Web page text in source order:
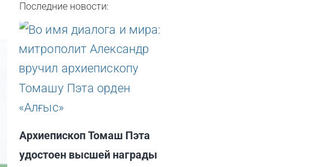
Последние новости:
Архиепископ Томаш Пэта
удостоен высшей награды